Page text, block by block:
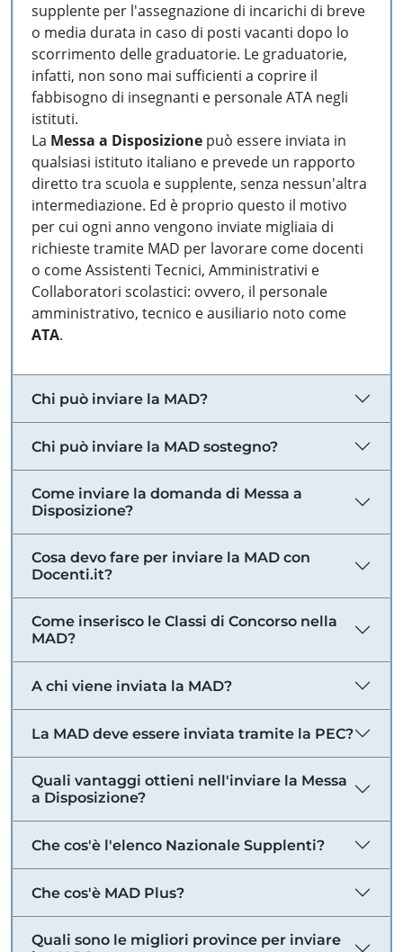
supplente per l'assegnazione di incarichi di breve
o media durata in caso di posti vacanti dopo lo
scorrimento delle graduatorie. Le graduatorie,
infatti, non sono mai sufficienti a coprire il
fabbisogno di insegnanti e personale ATA negli
istituti.
La Messa a Disposizione può essere inviata in
qualsiasi istituto italiano e prevede un rapporto
diretto tra scuola e supplente, senza nessun'altra
intermediazione. Ed è proprio questo il motivo
per cui ogni anno vengono inviate migliaia di
richieste tramite MAD per lavorare come docenti
o come Assistenti Tecnici, Amministrativi e
Collaboratori scolastici: ovvero, il personale
amministrativo, tecnico e ausiliario noto come
ATA.
Chi può inviare la MAD?
Chi può inviare la MAD sostegno?
Come inviare la domanda di Messa a
Disposizione?
Cosa devo fare per inviare la MAD con
Docenti.it?
Come inserisco le Classi di Concorso nella
MAD?
A chi viene inviata la MAD?
La MAD deve essere inviata tramite la PEC?
Quali vantaggi ottieni nell'inviare la Messa
a Disposizione?
Che cos'è l'elenco Nazionale Supplenti?
Che cos'è MAD Plus?
Quali sono le migliori province per inviare